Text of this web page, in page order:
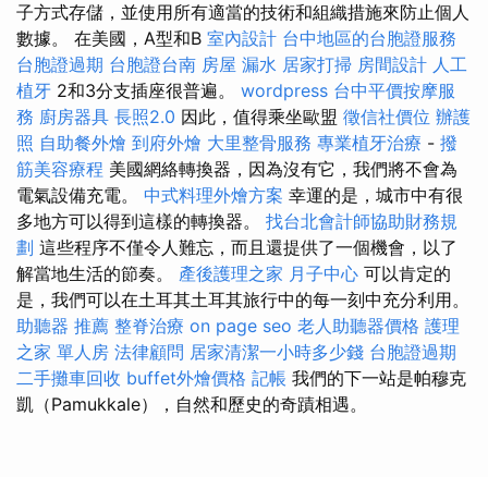
子方式存儲，並使用所有適當的技術和組織措施來防止個人
數據。 在美國，A型和B 室內設計 台中地區的台胞證服務
台胞證過期 台胞證台南 房屋 漏水 居家打掃 房間設計 人工
植牙 2和3分支插座很普遍。 wordpress 台中平價按摩服
務 廚房器具 長照2.0 因此，值得乘坐歐盟 徵信社價位 辦護
照 自助餐外燴 到府外燴 大里整骨服務 專業植牙治療 - 撥
筋美容療程 美國網絡轉換器，因為沒有它，我們將不會為
電氣設備充電。 中式料理外燴方案 幸運的是，城市中有很
多地方可以得到這樣的轉換器。 找台北會計師協助財務規
劃 這些程序不僅令人難忘，而且還提供了一個機會，以了
解當地生活的節奏。 產後護理之家 月子中心 可以肯定的
是，我們可以在土耳其土耳其旅行中的每一刻中充分利用。
助聽器 推薦 整脊治療 on page seo 老人助聽器價格 護理
之家 單人房 法律顧問 居家清潔一小時多少錢 台胞證過期
二手攤車回收 buffet外燴價格 記帳 我們的下一站是帕穆克
凱（Pamukkale），自然和歷史的奇蹟相遇。